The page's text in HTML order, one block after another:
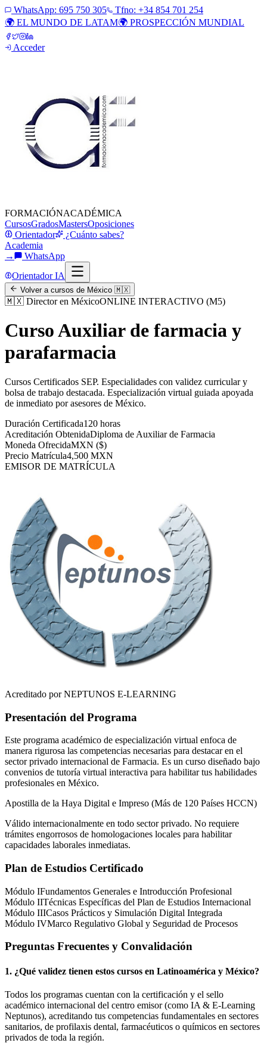
WhatsApp: 695 750 305
Tfno: +34 854 701 254
🌍 EL MUNDO DE LATAM🌍 PROSPECCIÓN MUNDIAL
Acceder
FORMACIÓNACADÉMICA
CursosGradosMastersOposiciones
Orientador
¿Cuánto sabes?
Academia
→
WhatsApp
Orientador IA
Volver a cursos de México 🇲🇽
🇲🇽 Director en MéxicoONLINE INTERACTIVO (M5)
Curso Auxiliar de farmacia y
parafarmacia
Cursos Certificados SEP. Especialidades con validez curricular y
bolsa de trabajo destacada. Especialización virtual guiada apoyada
de inmediato por asesores de México.
Duración Certificada120 horas
Acreditación ObtenidaDiploma de Auxiliar de Farmacia
Moneda OfrecidaMXN ($)
Precio Matrícula4,500 MXN
EMISOR DE MATRÍCULA
Acreditado por NEPTUNOS E-LEARNING
Presentación del Programa
Este programa académico de especialización virtual enfoca de
manera rigurosa las competencias necesarias para destacar en el
sector privado internacional de Farmacia. Es un curso diseñado bajo
convenios de tutoría virtual interactiva para habilitar tus habilidades
profesionales en México.
Apostilla de la Haya Digital e Impreso (Más de 120 Países HCCN)
Válido internacionalmente en todo sector privado. No requiere
trámites engorrosos de homologaciones locales para habilitar
capacidades laborales inmediatas.
Plan de Estudios Certificado
Módulo IFundamentos Generales e Introducción Profesional
Módulo IITécnicas Específicas del Plan de Estudios Internacional
Módulo IIICasos Prácticos y Simulación Digital Integrada
Módulo IVMarco Regulativo Global y Seguridad de Procesos
Preguntas Frecuentes y Convalidación
1. ¿Qué validez tienen estos cursos en Latinoamérica y México?
Todos los programas cuentan con la certificación y el sello
académico internacional del centro emisor (como IA & E-Learning
Neptunos), acreditando tus competencias fundamentales en sectores
sanitarios, de profilaxis dental, farmacéuticos o químicos en sectores
privados de toda la región.